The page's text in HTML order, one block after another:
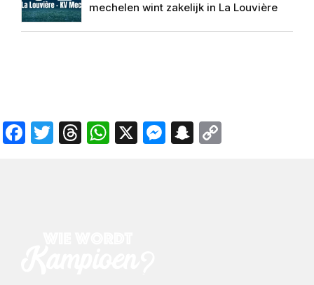
mechelen wint zakelijk in La Louvière
Facebook
Twitter
Threads
WhatsApp
X Messenger
Snapchat